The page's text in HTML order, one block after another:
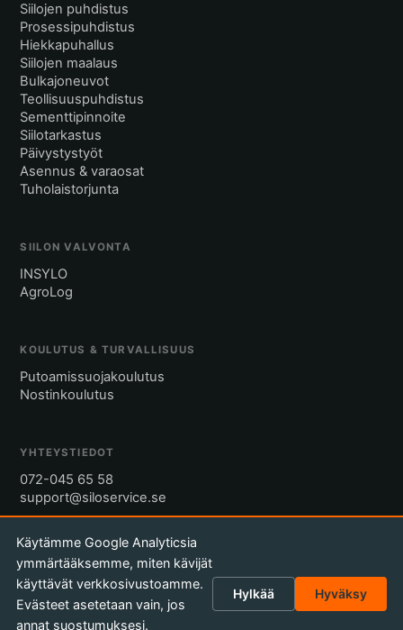
Siilojen puhdistus
Prosessipuhdistus
Hiekkapuhallus
Siilojen maalaus
Bulkajoneuvot
Teollisuuspuhdistus
Sementtipinnoite
Siilotarkastus
Päivystystyöt
Asennus & varaosat
Tuholaistorjunta
SIILON VALVONTA
INSYLO
AgroLog
KOULUTUS & TURVALLISUUS
Putoamissuojakoulutus
Nostinkoulutus
YHTEYSTIEDOT
072-045 65 58
support@siloservice.se
Pyydä tarjous
Käytämme Google Analyticsia
ymmärtääksemme, miten kävijät
käyttävät verkkosivustoamme.
Evästeet asetetaan vain, jos
annat suostumuksesi.
Hylkää Hyväksy